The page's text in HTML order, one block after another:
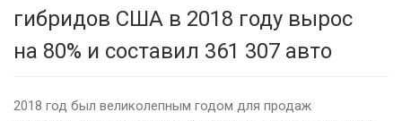
гибридов США в 2018 году вырос
на 80% и составил 361 307 авто
2018 год был великолепным годом для продаж